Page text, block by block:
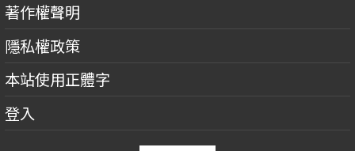
著作權聲明
隱私權政策
本站使用正體字
登入